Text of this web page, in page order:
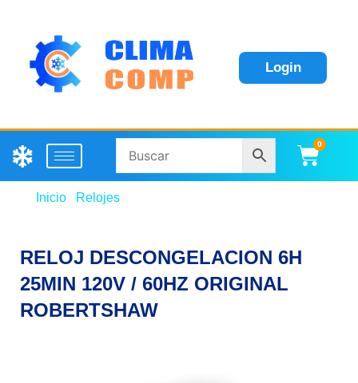
Login
0
Inicio Relojes
RELOJ DESCONGELACION 6H
25MIN 120V / 60HZ ORIGINAL
ROBERTSHAW